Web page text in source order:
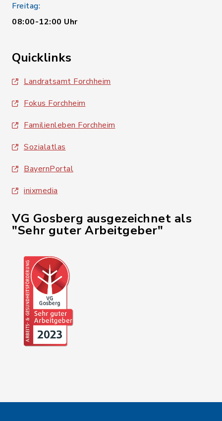
Freitag:
08:00-12:00 Uhr
Quicklinks
Landratsamt Forchheim
Fokus Forchheim
Familienleben Forchheim
Sozialatlas
BayernPortal
inixmedia
VG Gosberg ausgezeichnet als
"Sehr guter Arbeitgeber"